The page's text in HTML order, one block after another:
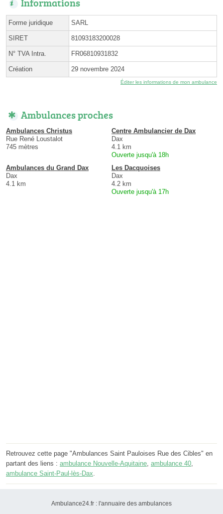
Forme juridique SARL
SIRET 81093183200028
N° TVA Intra. FR06810931832
Création 29 novembre 2024
Éditer les informations de mon ambulance
Ambulances proches
Ambulances Christus
Rue René Loustalot
745 mètres
Centre Ambulancier de Dax
Dax
4.1 km
Ouverte jusqu'à 18h
Ambulances du Grand Dax
Dax
4.1 km
Les Dacquoises
Dax
4.2 km
Ouverte jusqu'à 17h
Retrouvez cette page "Ambulances Saint Pauloises Rue des Cibles" en
partant des liens : ambulance Nouvelle-Aquitaine ambulance 40
ambulance Saint-Paul-lès-Dax
Ambulance24.fr : l'annuaire des ambulances